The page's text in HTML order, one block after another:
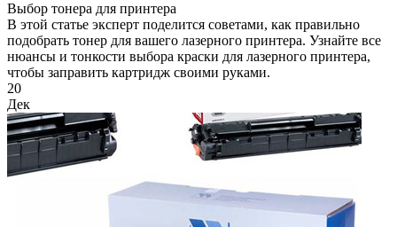
Выбор тонера для принтера
В этой статье эксперт поделится советами, как правильно
подобрать тонер для вашего лазерного принтера. Узнайте все
нюансы и тонкости выбора краски для лазерного принтера,
чтобы заправить картридж своими руками.
20
Дек